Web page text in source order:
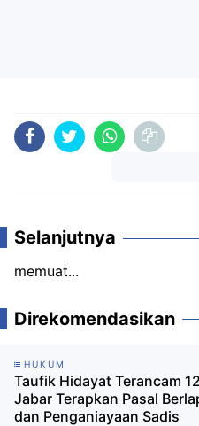
Selanjutnya
memuat...
Direkomendasikan
HUKUM
Taufik Hidayat Terancam
Jabar Terapkan Pasal
dan Penganiayaan Sadis